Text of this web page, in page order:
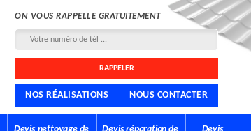
ON VOUS RAPPELLE GRATUITEMENT
NOS RÉALISATIONS NOUS CONTACTER